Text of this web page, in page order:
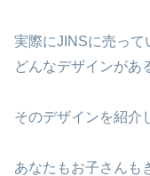
実際にJINSに売って
どんなデザインがあ
そのデザインを紹介
あなたもお子さんも